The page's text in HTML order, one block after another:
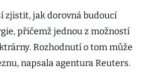
zjistit, jak dorovná budoucí
přičemž jednou z možností
Rozhodnutí o tom může
napsala agentura Reuters.